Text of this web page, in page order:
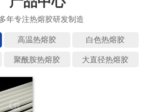
高温热熔 白色热熔
聚酰胺热 大直径热